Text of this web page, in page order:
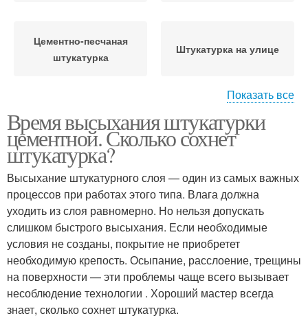
Цементно-песчаная
штукатурка
Штукатурка на улице
покраской
шпаклевкой
Штукатурки на разных
основаниях
Штукатурка на стенах
Растворы на основе
Декоративная
штукатурка
Показать все
Время высыхания штукатурки
цементной. Сколько сохнет
штукатурка?
Высыхание штукатурного слоя — один из самых важных
процессов при работах этого типа. Влага должна
уходить из слоя равномерно. Но нельзя допускать
слишком быстрого высыхания. Если необходимые
условия не созданы, покрытие не приобретет
необходимую крепость. Осыпание, расслоение, трещины
на поверхности — эти проблемы чаще всего вызывает
несоблюдение технологии . Хороший мастер всегда
знает, сколько сохнет штукатурка.